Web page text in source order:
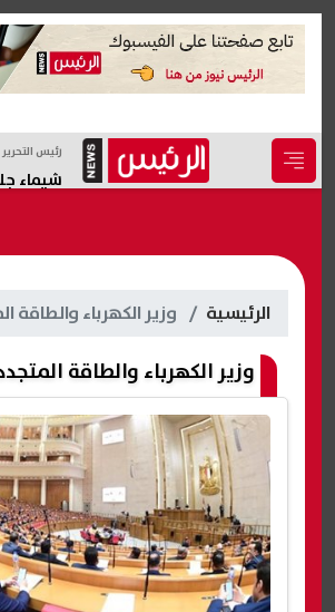
رئيس التحرير
شيماء
الرئيسية وزير الكهرباء والطاقة
وزير الكهرباء والطاقة